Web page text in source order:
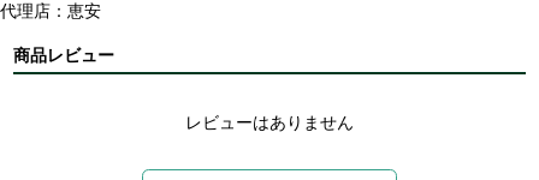
代理店：恵安
商品レビュー
レビューはありません